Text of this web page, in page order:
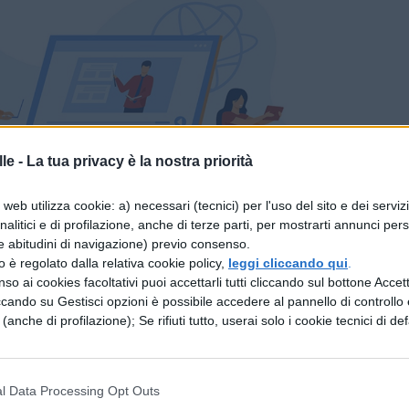
- La tua privacy è la nostra priorità
utilizza cookie: a) necessari (tecnici) per l'uso del sito e dei
e di profilazione, anche di terze parti, per mostrarti annunci
abitudini di navigazione) previo consenso.
è regolato dalla relativa cookie policy, leggi cliccando qui
ai cookies facoltativi puoi accettarli tutti cliccando sul bottone
su Gestisci opzioni è possibile accedere al pannello di controllo
di profilazione); Se rifiuti tutto, userai solo i cookie tecnici di
Data Processing Opt Outs
anteprime su Instagram
di Giulia de Lellis, cominciano a girare
chi addirittura afferma che verrà svelata
lanciato delleanteprime